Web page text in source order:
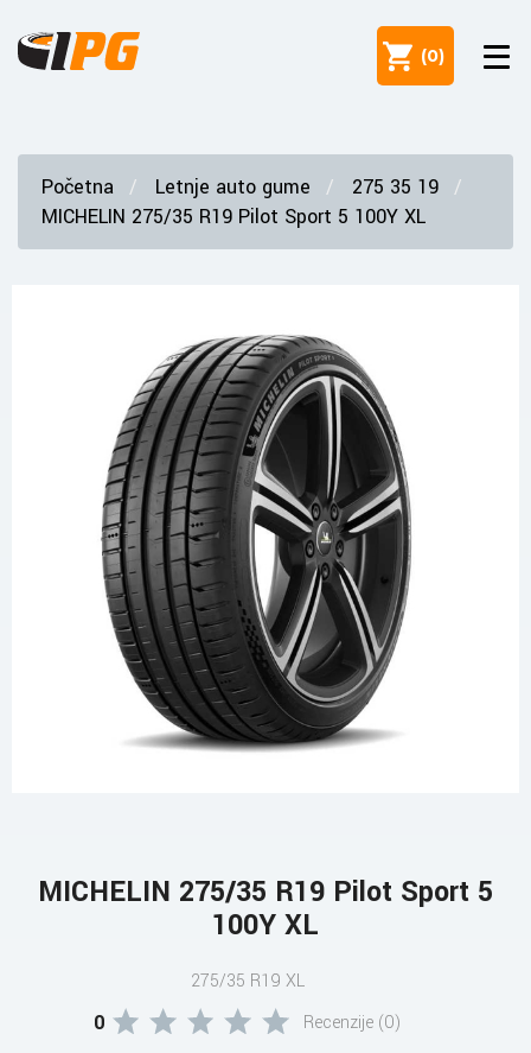
(0)
Početna Letnje auto gume
275 35 19
MICHELIN 275/35 R19 Pilot Sport 5 100Y XL
MICHELIN 275/35 R19 Pilot Sport 5
100Y XL
275/35 R19 XL
0 Recenzije (0)